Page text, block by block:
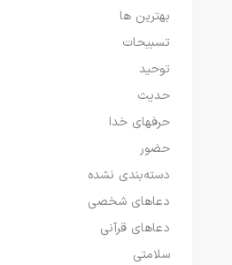
بهترین ها
تسبیحات
توحید
حدیث
حرفهای خدا
حضور
دسته‌بندی نشده
دعاهای شخصی
دعاهای قرآنی
سلامتی